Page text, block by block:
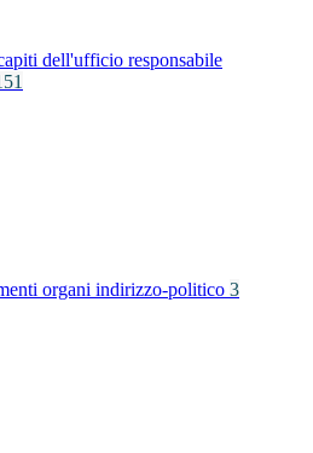
dell'ufficio responsabile
organi indirizzo-politico 3